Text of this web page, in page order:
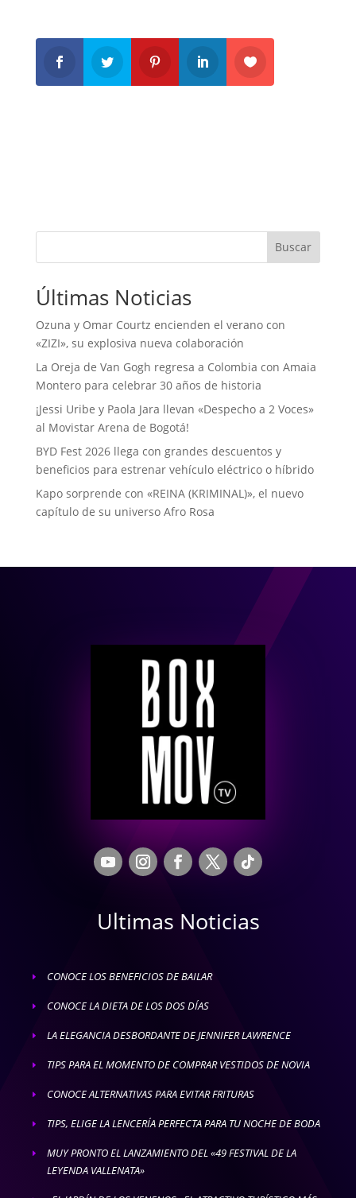
Buscar
Últimas Noticias
Ozuna y Omar Courtz encienden el verano con
«ZIZI», su explosiva nueva colaboración
La Oreja de Van Gogh regresa a Colombia con Amaia
Montero para celebrar 30 años de historia
¡Jessi Uribe y Paola Jara llevan «Despecho a 2 Voces»
al Movistar Arena de Bogotá!
BYD Fest 2026 llega con grandes descuentos y
beneficios para estrenar vehículo eléctrico o híbrido
Kapo sorprende con «REINA (KRIMINAL)», el nuevo
capítulo de su universo Afro Rosa
Ultimas Noticias
E CONOCE LOS BENEFICIOS DE BAILAR
E CONOCE LA DIETA DE LOS DOS DÍAS
E LA ELEGANCIA DESBORDANTE DE JENNIFER LAWRENCE
E TIPS PARA EL MOMENTO DE COMPRAR VESTIDOS DE NOVIA
E CONOCE ALTERNATIVAS PARA EVITAR FRITURAS
E TIPS, ELIGE LA LENCERÍA PERFECTA PARA TU NOCHE DE BODA
E
MUY PRONTO EL LANZAMIENTO DEL «49 FESTIVAL DE LA
LEYENDA VALLENATA»